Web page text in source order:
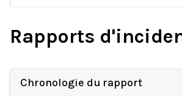
Rapports
Chronologie du rapport